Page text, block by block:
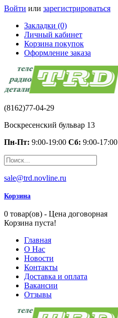
Войти или зарегистрироваться
Закладки (0)
Личный кабинет
Корзина покупок
Оформление заказа
(8162)77-04-29
Воскресенский бульвар 13
Пн-Пт: 9:00-19:00 Сб: 9:00-17:00
sale@trd.novline.ru
Корзина
0 товар(ов) - Цена договорная
Корзина пуста!
Главная
О Нас
Новости
Контакты
Доставка и оплата
Вакансии
Отзывы